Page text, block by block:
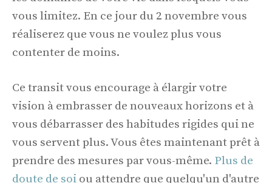
vous limitez. En ce jour du 2 novembre vous
réaliserez que vous ne voulez plus vous
contenter de moins.
Ce transit vous encourage à élargir votre
vision à embrasser de nouveaux horizons et à
vous débarrasser des habitudes rigides qui ne
vous servent plus. Vous êtes maintenant prêt à
prendre des mesures par vous-même. Plus de
doute de soi ou attendre que quelqu'un d'autre